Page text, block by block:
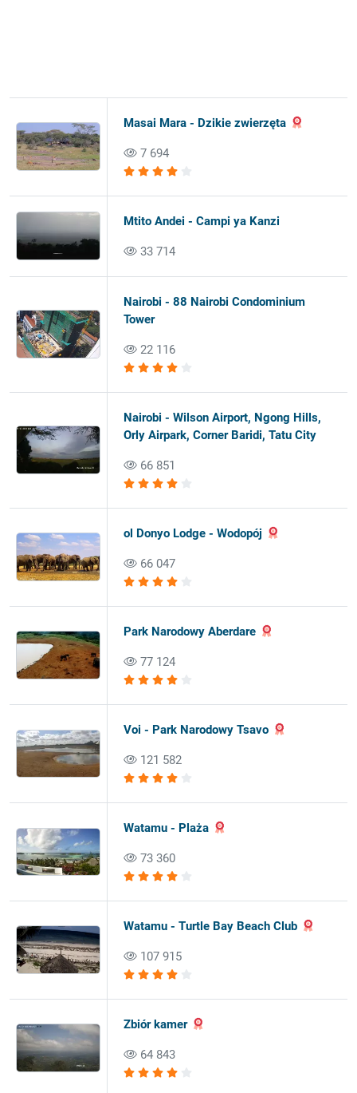
Masai Mara - Dzikie zwierzęta
7 694
Mtito Andei - Campi ya Kanzi
33 714
Nairobi - 88 Nairobi Condominium
Tower
22 116
Nairobi - Wilson Airport, Ngong Hills,
Orly Airpark, Corner Baridi, Tatu City
66 851
ol Donyo Lodge - Wodopój
66 047
Park Narodowy Aberdare
77 124
Voi - Park Narodowy Tsavo
121 582
Watamu - Plaża
73 360
Watamu - Turtle Bay Beach Club
107 915
Zbiór kamer
64 843